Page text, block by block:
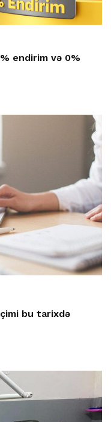
endirim və 0%
bu tarixdə